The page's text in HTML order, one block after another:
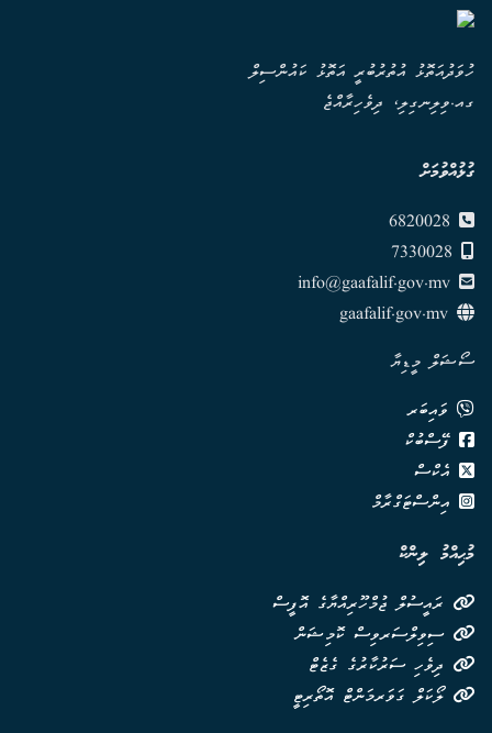
ހުވަދުއަތޮޅު އުތުރުބުރީ އަތޮޅު ކައުންސިލް
ގއ.ވިލިނގިލި، ދިވެހިރާއްޖެ
ގުޅުއްވުމަށް
info@gaafalif.gov.mv
ސޯޝަލް މީޑިޔާ
ވައިބަރ
ފޭސްބުކް
އެކްސް
އިންސްޓަގްރާމް
މުޙިއްމު ލިންކް
ރައީސުލް ޖުމްހޫރިއްޔާގެ އޮފީސް
ސިވިލްސަރވިސް ކޮމިޝަން
ދިވެހި ސަރުކާރުގެ ގެޒެޓް
ލޯކަލް ގަވަރމަންޓް އޮތޯރިޓީ